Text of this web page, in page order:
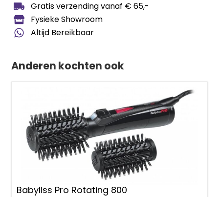
Gratis verzending vanaf € 65,-
Fysieke Showroom
Altijd Bereikbaar
Anderen kochten ook
Babyliss Pro Rotating 800